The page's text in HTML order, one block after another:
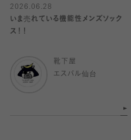
2026.06.28
いま売れている機能性メンズソック
ス！！
靴下屋
エスパル仙台